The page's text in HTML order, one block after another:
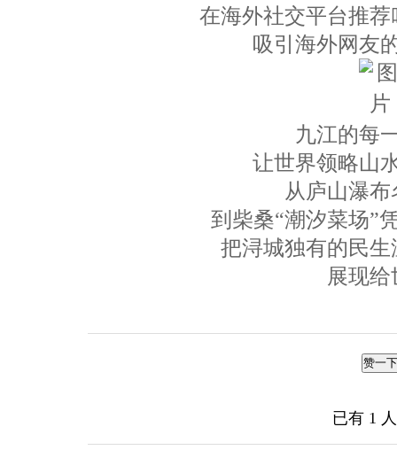
在海外社交平台推
吸引海外网友
九江的每
让世界领略山
从庐山瀑
到柴桑“潮汐菜场”
把浔城独有的民
展现给
赞一下
已有 1